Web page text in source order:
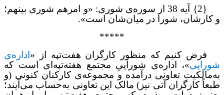
{2}
آیه 38 از سوره‌ی شوری: «و امرهم شوری بینهم؛
و کارشان، شورا در میان‌شان است».
*****
فرض کنیم که منظور کارگران هفت‌تپه از «اداره‌ی
شورایی»، اداره‌ی شوراییِ مجتمع هفته‌تپه‌ای‌ است که
به‌مالکیت تعاونی درآمده و مجموعه‌ی کارکنان کنونی (و
طبعاً کارگران آتی نیز) مالک این تعاونی به‌حساب می‌آیند؛